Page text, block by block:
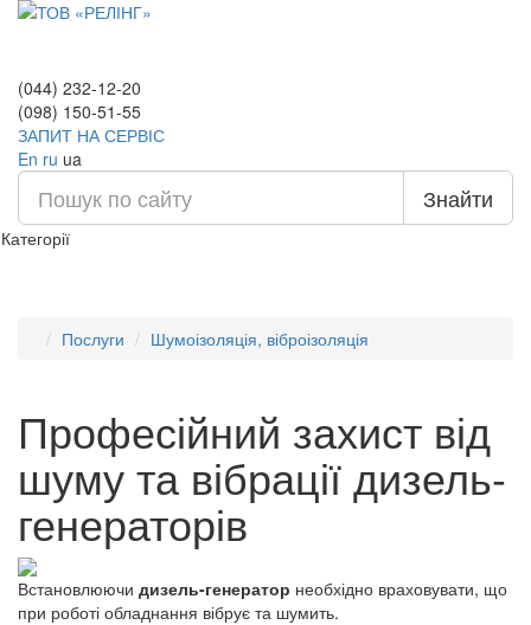
(044) 232-12-20
(098) 150-51-55
ЗАПИТ НА СЕРВІС
En ru ua
Знайти
Категорії
Послуги Шумоізоляція, віброізоляція
Професійний захист від
шуму та вібрації дизель-
генераторів
Встановлюючи дизель-генератор необхідно враховувати, що
при роботі обладнання вібрує та шумить.